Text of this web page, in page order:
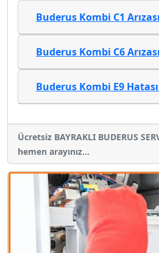
Buderus Kombi C1
Buderus Kombi C6
Buderus Kombi E9
Ücretsiz BAYRAKLI BUDERUS
hemen arayınız...